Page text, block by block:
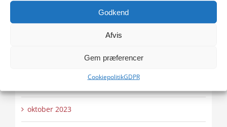
Godkend
Afvis
Gem præferencer
CookiepolitikGDPR
oktober 2023